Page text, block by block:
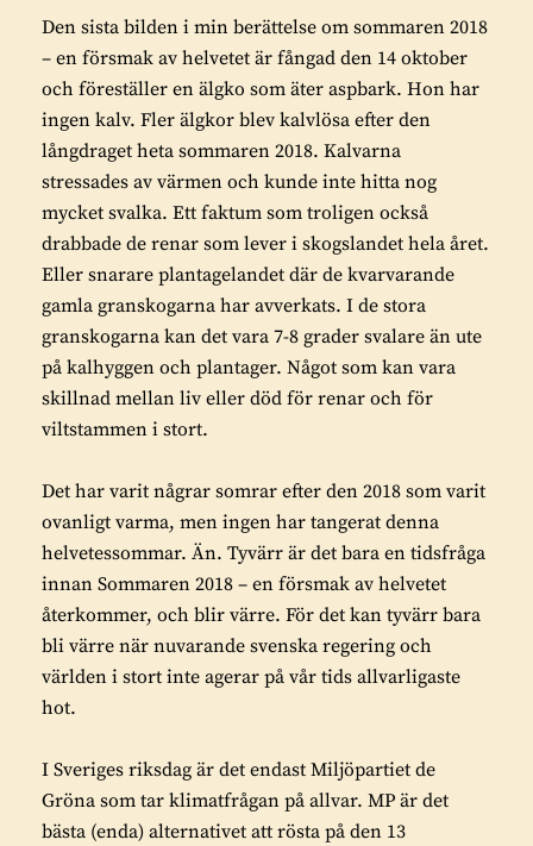
Den sista bilden i min berättelse om sommaren 2018
– en försmak av helvetet är fångad den 14 oktober
och föreställer en älgko som äter aspbark. Hon har
ingen kalv. Fler älgkor blev kalvlösa efter den
långdraget heta sommaren 2018. Kalvarna
stressades av värmen och kunde inte hitta nog
mycket svalka. Ett faktum som troligen också
drabbade de renar som lever i skogslandet hela året.
Eller snarare plantagelandet där de kvarvarande
gamla granskogarna har avverkats. I de stora
granskogarna kan det vara 7-8 grader svalare än ute
på kalhyggen och plantager. Något som kan vara
skillnad mellan liv eller död för renar och för
viltstammen i stort.
Det har varit någrar somrar efter den 2018 som varit
ovanligt varma, men ingen har tangerat denna
helvetessommar. Än. Tyvärr är det bara en tidsfråga
innan Sommaren 2018 – en försmak av helvetet
återkommer, och blir värre. För det kan tyvärr bara
bli värre när nuvarande svenska regering och
världen i stort inte agerar på vår tids allvarligaste
hot.
I Sveriges riksdag är det endast Miljöpartiet de
Gröna som tar klimatfrågan på allvar. MP är det
bästa (enda) alternativet att rösta på den 13